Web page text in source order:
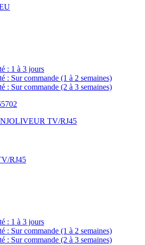
: 1 à 3 jours
: Sur commande (1 à 2 semaines)
: Sur commande (2 à 3 semaines)
RJ45
: 1 à 3 jours
: Sur commande (1 à 2 semaines)
: Sur commande (2 à 3 semaines)